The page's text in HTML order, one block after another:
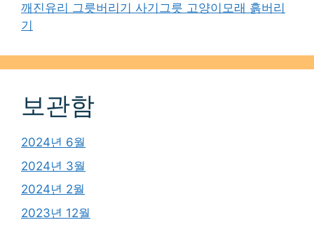
깨진유리 그릇버리기 사기그릇 고양이모래 흙버리
기
보관함
2024년 6월
2024년 3월
2024년 2월
2023년 12월